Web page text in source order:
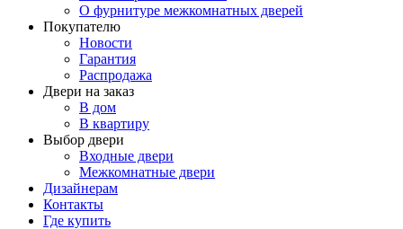
О фурнитуре межкомнатных дверей
Покупателю
Новости
Гарантия
Распродажа
Двери на заказ
В дом
В квартиру
Выбор двери
Входные двери
Межкомнатные двери
Дизайнерам
Контакты
Где купить